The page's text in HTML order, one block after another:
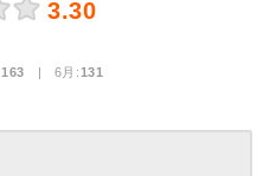
3.30
163 | 6月:131